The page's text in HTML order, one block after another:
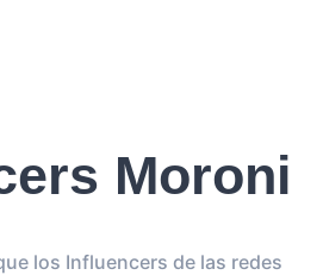
Moroni
los Influencers de las redes